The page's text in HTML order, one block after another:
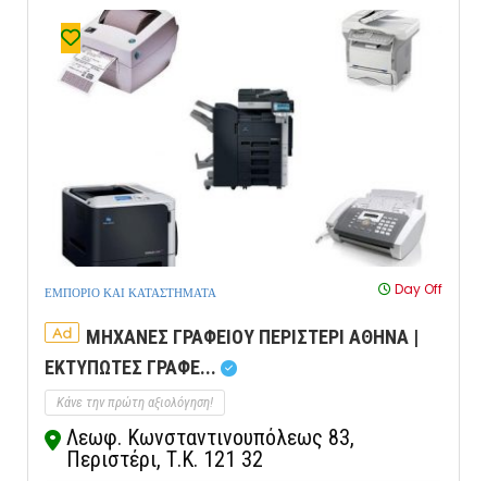
ΕΜΠΟΡΙΟ ΚΑΙ ΚΑΤΑΣΤΗΜΑΤΑ Day Off
Ad
ΜΗΧΑΝΕΣ ΓΡΑΦΕΙΟΥ ΠΕΡΙΣΤΕΡΙ ΑΘΗΝΑ |
ΕΚΤΥΠΩΤΕΣ ΓΡΑΦΕ...
Κάνε την πρώτη αξιολόγηση!
Λεωφ. Κωνσταντινουπόλεως 83,
Περιστέρι, Τ.Κ. 121 32